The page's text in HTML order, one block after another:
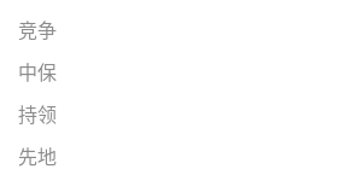
竞争
中保
持领
先地